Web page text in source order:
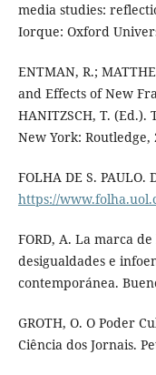
media studies:
Iorque: Oxford
ENTMAN, R.;
and Effects of New
HANITZSCH, T.
New York: Routledge,
FOLHA DE S. PAULO.
https://
FORD, A. La marca
desigualdades e
contemporánea.
GROTH, O. O Poder
Ciência dos Jornais.